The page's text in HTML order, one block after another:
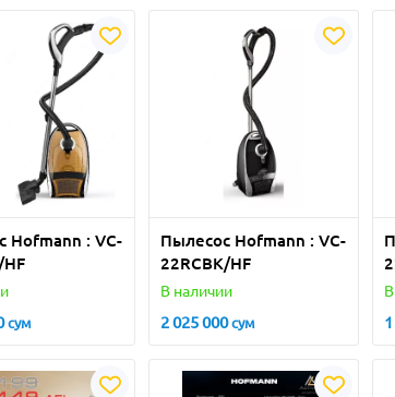
Hofmann : VC-
HF
сум
Пылесос Hofmann : VC-
22RCBK/HF
В наличии
2 025 000сум